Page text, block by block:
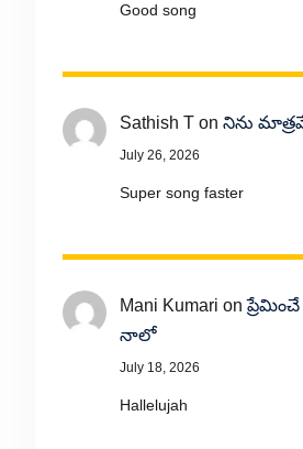
Good song
Sathish Ton నిను
July 26, 2026
Super song faster
Mani Kumari onప్రేమించే
నాలో
July 18, 2026
Hallelujah